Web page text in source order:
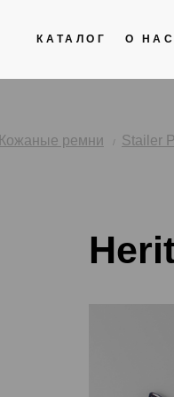
КАТАЛОГ О НАС
Кожаные ремни Stailer